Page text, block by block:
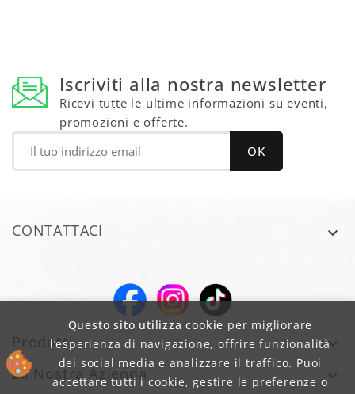
Iscriviti alla nostra newsletter
Ricevi tutte le ultime informazioni su eventi,
promozioni e offerte.
CONTATTACI 
Prodotti

La Nostra Azienda

Questo sito utilizza cookie per migliorare
l’esperienza di navigazione, offrire funzionalità
dei social media e analizzare il traffico. Puoi
accettare tutti i cookie, gestire le preferenze o